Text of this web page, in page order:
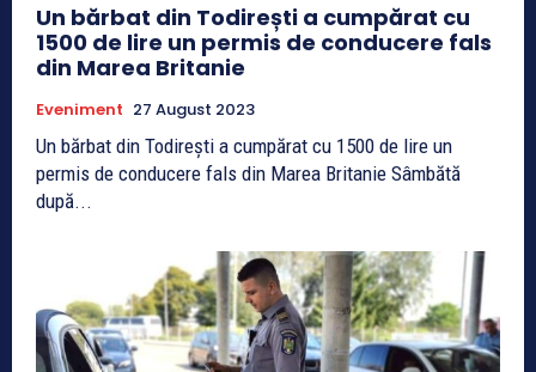
Un bărbat din Todirești a cumpărat cu
1500 de lire un permis de conducere fals
din Marea Britanie
Eveniment 27 August 2023
Un bărbat din Todirești a cumpărat cu 1500 de lire un
permis de conducere fals din Marea Britanie Sâmbătă
după...